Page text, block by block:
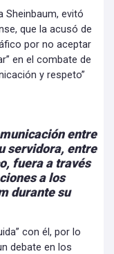
Sheinbaum, evitó
que la acusó de
por no aceptar
en el combate de
y respeto”
entre
servidora, entre
fuera a través
a los
durante su
con él, por lo
debate en los